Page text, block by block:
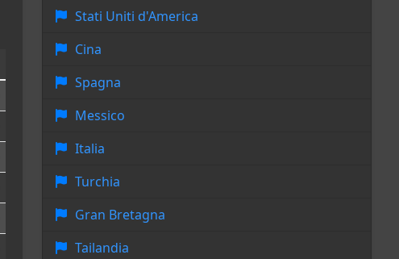
Stati Uniti d'America
Cina
Spagna
Messico
Italia
Turchia
Gran Bretagna
Tailandia